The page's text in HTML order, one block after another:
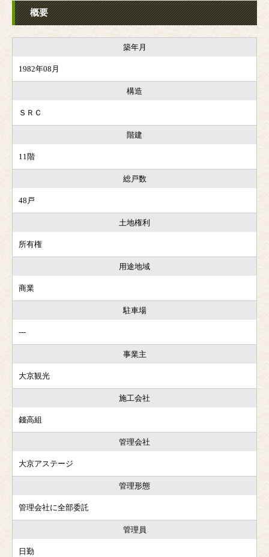
概要
築年月
1982年08月
構造
ＳＲＣ
階建
11階
総戸数
48戸
土地権利
所有権
用途地域
商業
駐車場
---
事業主
大京観光
施工会社
錢高組
管理会社
大京アステージ
管理形態
管理会社に全部委託
管理員
日勤